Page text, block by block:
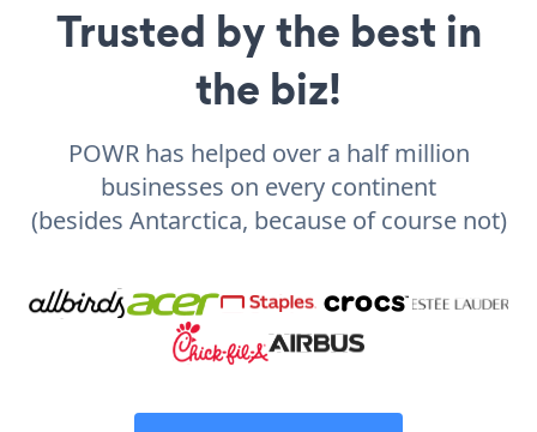
Trusted by the best in
the biz!
POWR has helped over a half million
businesses on every continent
(besides Antarctica, because of course not)